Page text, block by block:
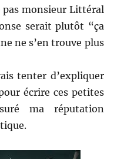
pas monsieur Littéral
serait plutôt “ça
ne s’en trouve plus
tenter d’expliquer
écrire ces petites
ma réputation